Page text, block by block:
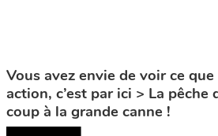
Vous avez envie de voir ce
action, c’est par ici > La pêche
coup à la grande canne !